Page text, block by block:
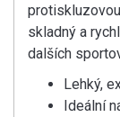
skladný a
dalších
Lehký,
Ideální